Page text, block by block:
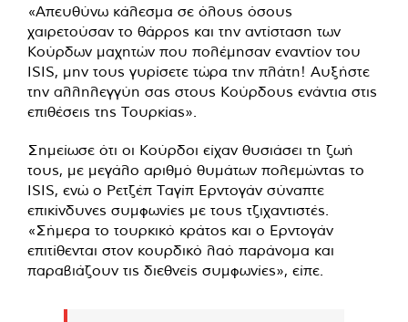
«Απευθύνω κάλεσμα σε όλους όσους
χαιρετούσαν το θάρρος και την αντίσταση των
Κούρδων μαχητών που πολέμησαν εναντίον του
ISIS, μην τους γυρίσετε τώρα την πλάτη! Αυξήστε
την αλληλεγγύη σας στους Κούρδους ενάντια στις
επιθέσεις της Τουρκίας».
Σημείωσε ότι οι Κούρδοι είχαν θυσιάσει τη ζωή
τους, με μεγάλο αριθμό θυμάτων πολεμώντας το
ISIS, ενώ ο Ρετζέπ Ταγίπ Ερντογάν σύναπτε
επικίνδυνες συμφωνίες με τους τζιχαντιστές.
«Σήμερα το τουρκικό κράτος και ο Ερντογάν
επιτίθενται στον κουρδικό λαό παράνομα και
παραβιάζουν τις διεθνείς συμφωνίες», είπε.